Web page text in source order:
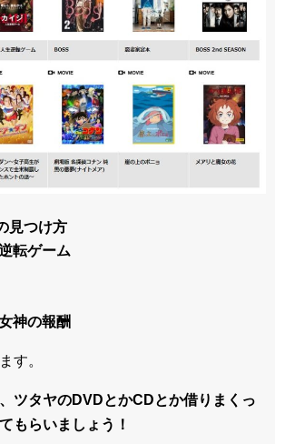
見つけ方
転ゲーム
神の報酬
す。
ツタヤのDVDとかCDとか借りまくっ
もらいましょう！